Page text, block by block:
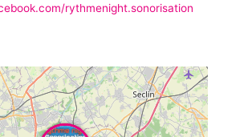
rythmenight.sonorisation